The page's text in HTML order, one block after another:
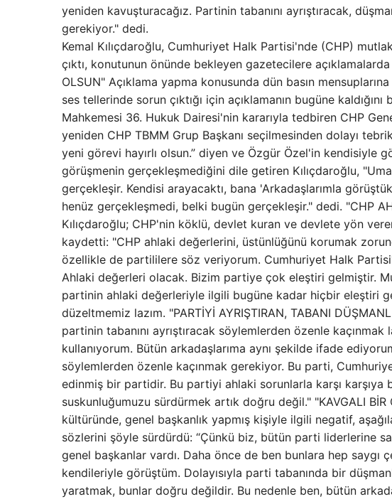
yeniden kavuşturacağız. Partinin tabanını ayrıştıracak,
gerekiyor." dedi.
Kemal Kılıçdaroğlu, Cumhuriyet Halk Partisi'nde (CHP)
çıktı, konutunun önünde bekleyen gazetecilere
OLSUN" Açıklama yapma konusunda dün basın
ses tellerinde sorun çıktığı için açıklamanın bugüne
Mahkemesi 36. Hukuk Dairesi'nin kararıyla tedbiren CHP
yeniden CHP TBMM Grup Başkanı seçilmesinden dolayı
yeni görevi hayırlı olsun.” diyen ve Özgür Özel'in kendisiyle
görüşmenin gerçekleşmediğini dile getiren Kılıçdaroğlu,
gerçekleşir. Kendisi arayacaktı, bana 'Arkadaşlarımla
henüz gerçekleşmedi, belki bugün gerçekleşir." dedi. "CHP
Kılıçdaroğlu; CHP'nin köklü, devlet kuran ve devlete yön
kaydetti: "CHP ahlaki değerlerini, üstünlüğünü korumak
özellikle de partililere söz veriyorum. Cumhuriyet Halk
Ahlaki değerleri olacak. Bizim partiye çok eleştiri gelmiştir.
partinin ahlaki değerleriyle ilgili bugüne kadar hiçbir eleştiri
düzeltmemiz lazım. "PARTİYİ AYRIŞTIRAN, TABANI
partinin tabanını ayrıştıracak söylemlerden özenle
kullanıyorum. Bütün arkadaşlarıma aynı şekilde ifade
söylemlerden özenle kaçınmak gerekiyor. Bu parti,
edinmiş bir partidir. Bu partiyi ahlaki sorunlarla karşı karşıya
suskunluğumuzu sürdürmek artık doğru değil." "KAVGALI BİR
kültüründe, genel başkanlık yapmış kişiyle ilgili negatif,
sözlerini şöyle sürdürdü: “Çünkü biz, bütün parti liderlerine
genel başkanlar vardı. Daha önce de ben bunlara hep saygı
kendileriyle görüştüm. Dolayısıyla parti tabanında bir
yaratmak, bunlar doğru değildir. Bu nedenle ben, bütün